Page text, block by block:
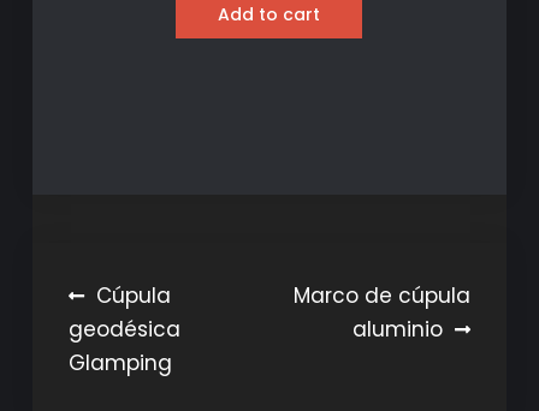
Add to cart
Navegación
de
entradas
Cúpula
geodésica
Glamping
Marco de cúpula
aluminio